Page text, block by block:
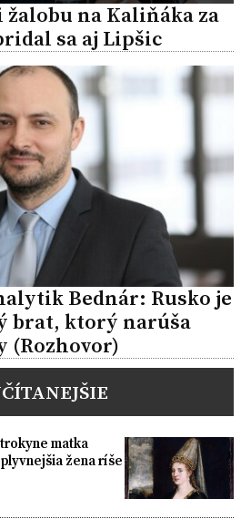
na Kaliňáka za
sa aj Lipšic
Bednár: Rusko je
brat, ktorý narúša
(Rozhovor)
matka
žena ríše